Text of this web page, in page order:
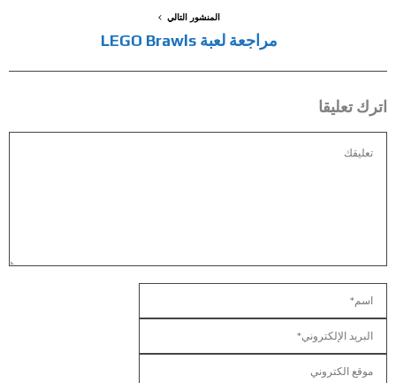
المنشور التالي
مراجعة لعبة LEGO Brawls
اترك تعليقا